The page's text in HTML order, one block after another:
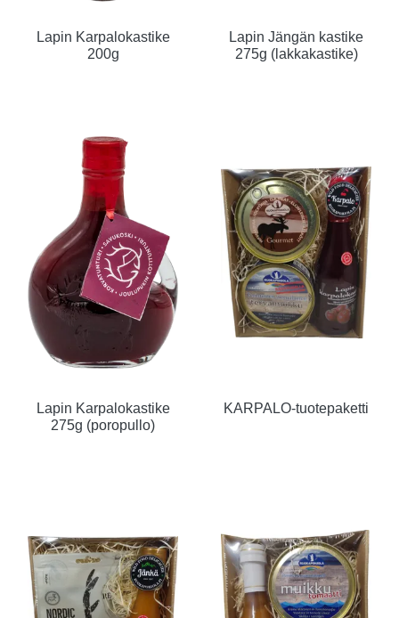
Lapin Karpalokastike
200g
Lapin Jängän kastike
275g (lakkakastike)
Lapin Karpalokastike
275g (poropullo)
KARPALO-tuotepaketti